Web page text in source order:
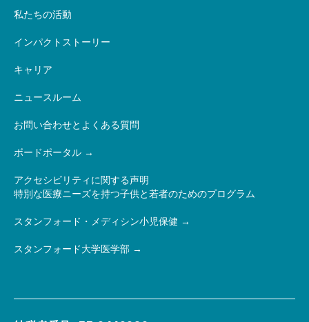
私たちの活動
インパクトストーリー
キャリア
ニュースルーム
お問い合わせとよくある質問
ボードポータル
アクセシビリティに関する声明
特別な医療ニーズを持つ子供と若者のためのプログラム
スタンフォード・メディシン小児保健
スタンフォード大学医学部